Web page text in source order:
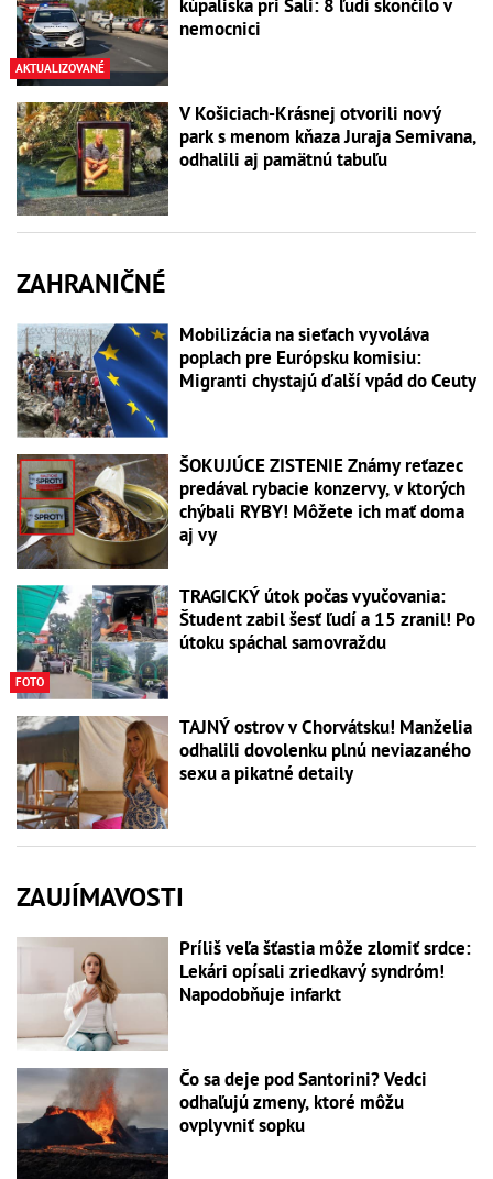
AKTUALIZOVANÉ
kúpaliska pri Šali: 8 ľudí skončilo v
nemocnici
V Košiciach-Krásnej otvorili nový
park s menom kňaza Juraja Semivana,
odhalili aj pamätnú tabuľu
ZAHRANIČNÉ
Mobilizácia na sieťach vyvoláva
poplach pre Európsku komisiu:
Migranti chystajú ďalší vpád do Ceuty
ŠOKUJÚCE ZISTENIE Známy reťazec
predával rybacie konzervy, v ktorých
chýbali RYBY! Môžete ich mať doma
aj vy
FOTO
TRAGICKÝ útok počas vyučovania:
Študent zabil šesť ľudí a 15 zranil! Po
útoku spáchal samovraždu
TAJNÝ ostrov v Chorvátsku! Manželia
odhalili dovolenku plnú neviazaného
sexu a pikatné detaily
ZAUJÍMAVOSTI
Príliš veľa šťastia môže zlomiť srdce:
Lekári opísali zriedkavý syndróm!
Napodobňuje infarkt
Čo sa deje pod Santorini? Vedci
odhaľujú zmeny, ktoré môžu
ovplyvniť sopku